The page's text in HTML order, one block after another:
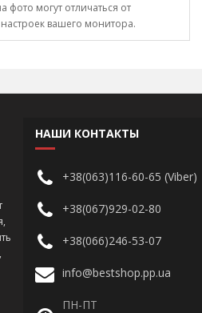
фото могут отличаться от
вашего монитора.
НАШИ КОНТАКТЫ
+38(063)116-60-65 (Viber)
+38(067)929-02-80
+38(066)246-53-07
info@bestshop.pp.ua
ПН-ПТ